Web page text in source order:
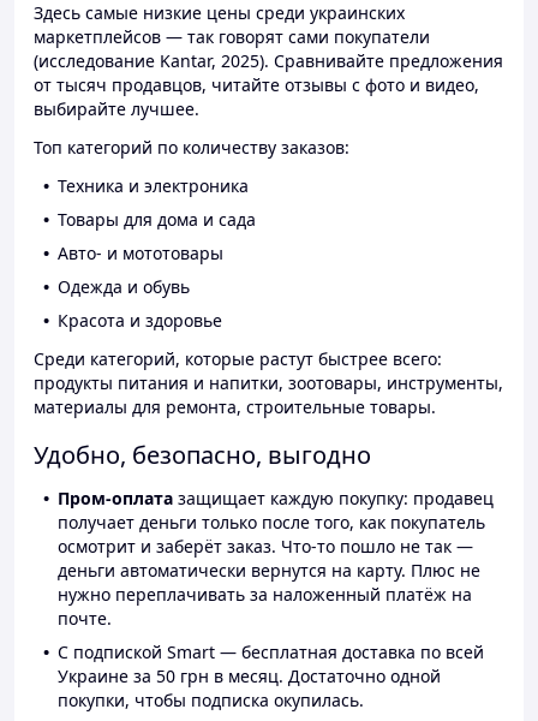
Здесь самые низкие цены среди украинских
маркетплейсов — так говорят сами покупатели
(исследование Kantar, 2025). Сравнивайте предложения
от тысяч продавцов, читайте отзывы с фото и видео,
выбирайте лучшее.
Топ категорий по количеству заказов:
Техника и электроника
Товары для дома и сада
Авто- и мототовары
Одежда и обувь
Красота и здоровье
Среди категорий, которые растут быстрее всего:
продукты питания и напитки, зоотовары, инструменты,
материалы для ремонта, строительные товары.
Удобно, безопасно, выгодно
Пром-оплата защищает каждую покупку: продавец
получает деньги только после того, как покупатель
осмотрит и заберёт заказ. Что-то пошло не так —
деньги автоматически вернутся на карту. Плюс не
нужно переплачивать за наложенный платёж на
почте.
С подпиской Smart — бесплатная доставка по всей
Украине за 50 грн в месяц. Достаточно одной
покупки, чтобы подписка окупилась.